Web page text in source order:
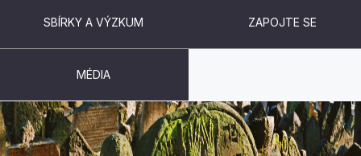
SBÍRKY A VÝZKUM ZAPOJTE SE
MÉDIA